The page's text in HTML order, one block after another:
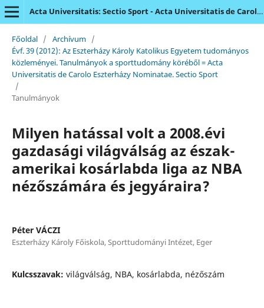
Acta Universitatis: Sectio Sport - Acta Universitatis de Carolo Eszterházy Nominatae
Főoldal / Archívum /
Évf. 39 (2012): Az Eszterházy Károly Katolikus Egyetem tudományos
közleményei. Tanulmányok a sporttudomány köréből = Acta
Universitatis de Carolo Eszterházy Nominatae. Sectio Sport
/
Tanulmányok
Milyen hatással volt a 2008.évi
gazdasági világválság az észak-
amerikai kosárlabda liga az NBA
nézőszámára és jegyáraira?
Péter VÁCZI
Eszterházy Károly Főiskola, Sporttudományi Intézet, Eger
Kulcsszavak: világválság, NBA, kosárlabda, nézőszám